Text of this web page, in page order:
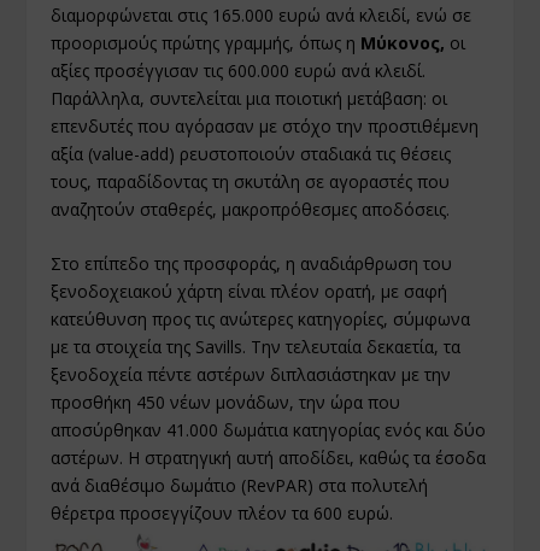
διαμορφώνεται στις 165.000 ευρώ ανά κλειδί, ενώ σε
προορισμούς πρώτης γραμμής, όπως η Μύκονος, οι
αξίες προσέγγισαν τις 600.000 ευρώ ανά κλειδί.
Παράλληλα, συντελείται μια ποιοτική μετάβαση: οι
επενδυτές που αγόρασαν με στόχο την προστιθέμενη
αξία (value-add) ρευστοποιούν σταδιακά τις θέσεις
τους, παραδίδοντας τη σκυτάλη σε αγοραστές που
αναζητούν σταθερές, μακροπρόθεσμες αποδόσεις.
Στο επίπεδο της προσφοράς, η αναδιάρθρωση του
ξενοδοχειακού χάρτη είναι πλέον ορατή, με σαφή
κατεύθυνση προς τις ανώτερες κατηγορίες, σύμφωνα
με τα στοιχεία της Savills. Την τελευταία δεκαετία, τα
ξενοδοχεία πέντε αστέρων διπλασιάστηκαν με την
προσθήκη 450 νέων μονάδων, την ώρα που
αποσύρθηκαν 41.000 δωμάτια κατηγορίας ενός και δύο
αστέρων. Η στρατηγική αυτή αποδίδει, καθώς τα έσοδα
ανά διαθέσιμο δωμάτιο (RevPAR) στα πολυτελή
θέρετρα προσεγγίζουν πλέον τα 600 ευρώ.